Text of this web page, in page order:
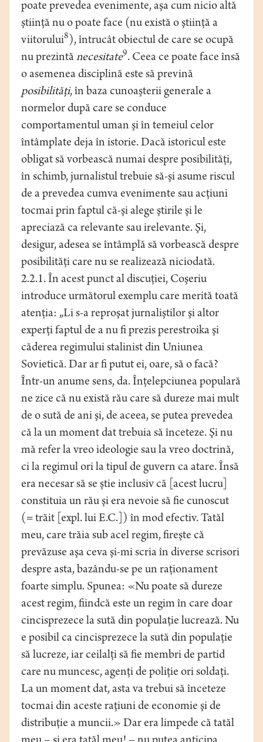
poate prevedea evenimente, aşa cum nicio altă
ştiinţă nu o poate face (nu există o ştiinţă a
viitorului8), întrucât obiectul de care se ocupă
nu prezintă necesitate9. Ceea ce poate face însă
o asemenea disciplină este să prevină
posibilităţi, în baza cunoaşterii generale a
normelor după care se conduce
comportamentul uman şi în temeiul celor
întâmplate deja în istorie. Dacă istoricul este
obligat să vorbească numai despre posibilităţi,
în schimb, jurnalistul trebuie să-şi asume riscul
de a prevedea cumva evenimente sau acţiuni
tocmai prin faptul că-şi alege ştirile şi le
apreciază ca relevante sau irelevante. Şi,
desigur, adesea se întâmplă să vorbească despre
posibilităţi care nu se realizează niciodată.
2.2.1. În acest punct al discuţiei, Coşeriu
introduce următorul exemplu care merită toată
atenţia: „Li s-a reproşat jurnaliştilor şi altor
experţi faptul de a nu fi prezis perestroika şi
căderea regimului stalinist din Uniunea
Sovietică. Dar ar fi putut ei, oare, să o facă?
Într-un anume sens, da. Înţelepciunea populară
ne zice că nu există rău care să dureze mai mult
de o sută de ani şi, de aceea, se putea prevedea
că la un moment dat trebuia să înceteze. Şi nu
mă refer la vreo ideologie sau la vreo doctrină,
ci la regimul ori la tipul de guvern ca atare. Însă
era necesar să se ştie inclusiv că [acest lucru]
constituia un rău şi era nevoie să fie cunoscut
(= trăit [expl. lui E.C.]) în mod efectiv. Tatăl
meu, care trăia sub acel regim, fireşte că
prevăzuse aşa ceva şi-mi scria în diverse scrisori
despre asta, bazându-se pe un raţionament
foarte simplu. Spunea: «Nu poate să dureze
acest regim, fiindcă este un regim în care doar
cincisprezece la sută din populaţie lucrează. Nu
e posibil ca cincisprezece la sută din populaţie
să lucreze, iar ceilalţi să fie membri de partid
care nu muncesc, agenţi de poliţie ori soldaţi.
La un moment dat, asta va trebui să înceteze
tocmai din aceste raţiuni de economie şi de
distribuţie a muncii.» Dar era limpede că tatăl